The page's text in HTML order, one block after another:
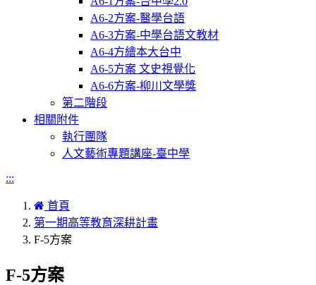
A6-2方案-醫學台語
A6-3方案-中學台語文教材
A6-4方繪本大台中
A6-5方案 文史視覺化
A6-6方案-柳川文學獎
第二階段
相關附件
執行團隊
人文藝術專題講座-臺中學
:::
首頁
第一期高等教育深耕計畫
F-5方案
F-5方案